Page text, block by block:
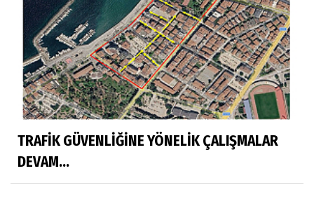
TRAFİK GÜVENLİĞİNE YÖNELİK ÇALIŞMALAR
DEVAM...